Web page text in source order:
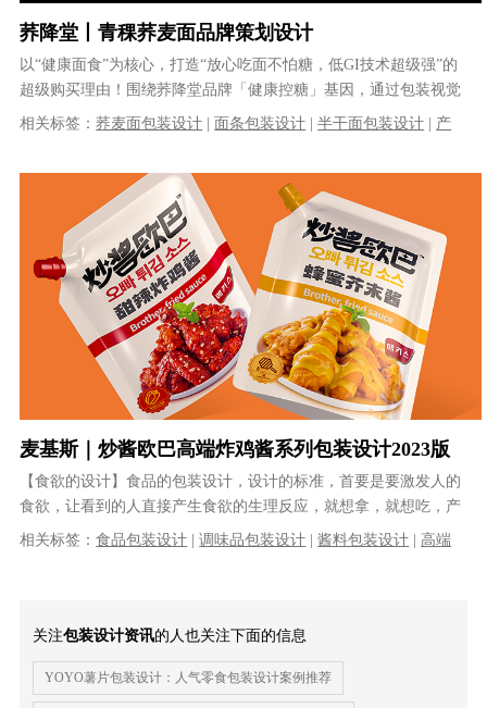
荞降堂丨青稞荞麦面品牌策划设计
以“健康面食”为核心，打造“放心吃面不怕糖，低GI技术超级强”的
超级购买理由！围绕荞降堂品牌「健康控糖」基因，通过包装视觉
让荞降堂青稞荞麦面成为“健康......
相关标签：荞麦面包装设计 面条包装设计 |半干面包装设计
产
麦基斯｜炒酱欧巴高端炸鸡酱系列包装设计2023版
【食欲的设计】食品的包装设计，设计的标准，首要是要激发人的
食欲，让看到的人直接产生食欲的生理反应，就想拿，就想吃，产
生现在就要的那种生理冲动。绝对不能......
相关标签：食品包装设计 |调味品包装设计 |酱料包装设计
高端
关注包装设计资讯的人也关注下面的信息
YOYO薯片包装设计：人气零食包装设计案例推荐